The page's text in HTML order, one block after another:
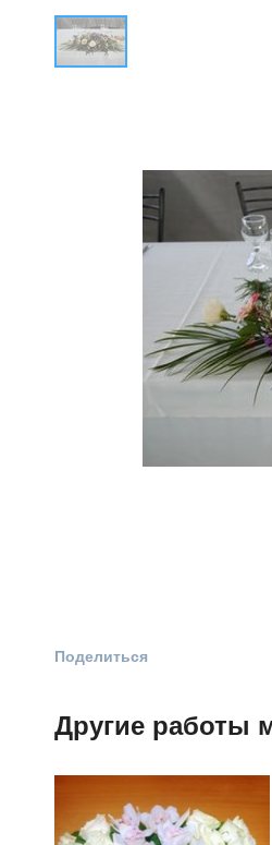
Поделиться
Другие работы